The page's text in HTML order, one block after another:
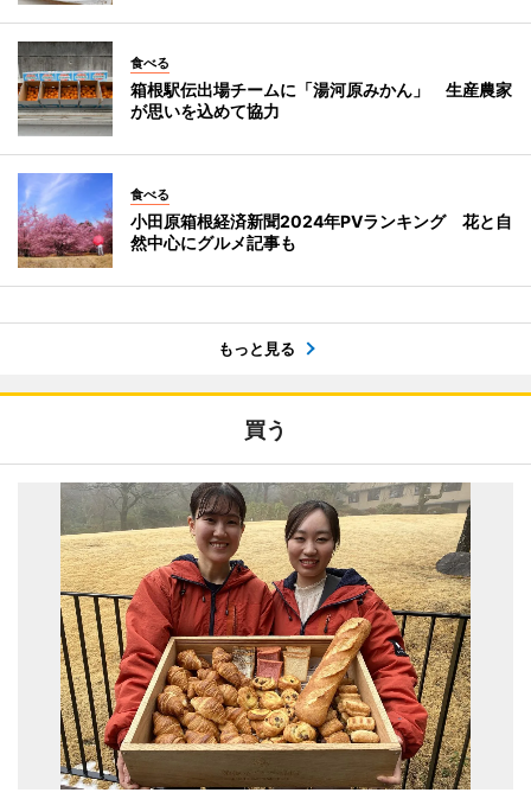
食べる
箱根駅伝出場チームに「湯河原みかん」 生産農家
が思いを込めて協力
食べる
小田原箱根経済新聞2024年PVランキング 花と自
然中心にグルメ記事も
もっと見る
買う